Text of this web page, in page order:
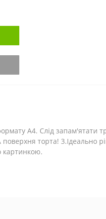
А4. Слід запам'ятати
торта! 3.Ідеально
картинкою.